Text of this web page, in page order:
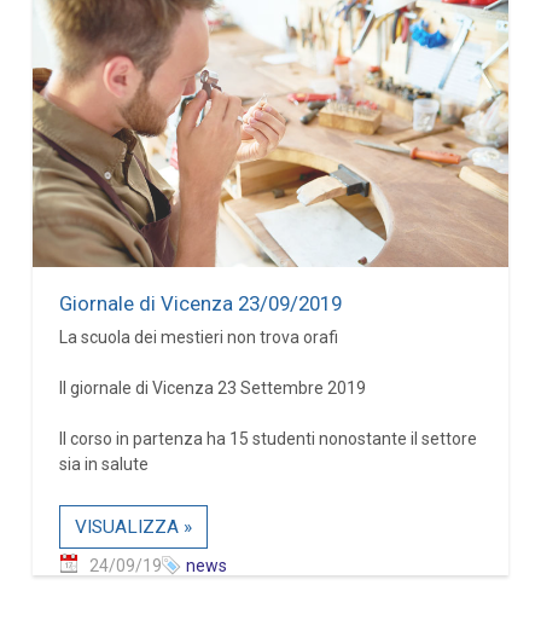
Giornale di Vicenza 23/09/2019
La scuola dei mestieri non trova orafi
Il giornale di Vicenza 23 Settembre 2019
Il corso in partenza ha 15 studenti nonostante il settore
sia in salute
VISUALIZZA »
24/09/19 news